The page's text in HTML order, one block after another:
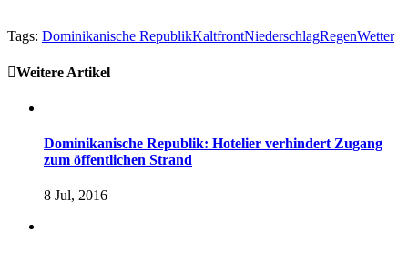
Tags: Dominikanische RepublikKaltfrontNiederschlagRegenWetter
Weitere Artikel
Dominikanische Republik: Hotelier verhindert Zugang
zum öffentlichen Strand
8 Jul, 2016